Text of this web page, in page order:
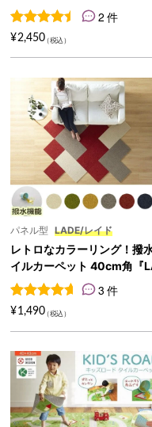
ット 50cm角『CONNY/コニ
ー』
2
件の利用者評価に基づく
2 件
¥2,450
パネル型 LADE/レイド
レトロなカラーリング！撥
イルカーペット 40cm角『
E/レイド』
3
件の利用者評価に基づく
3 件
¥ 1,490